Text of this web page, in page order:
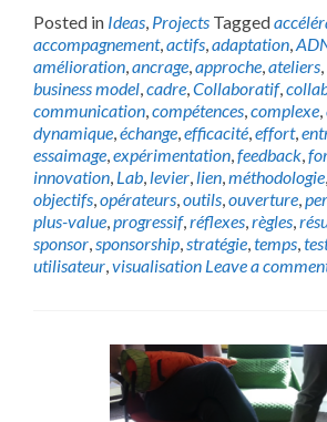
Posted in Ideas, Projects Tagged
accompagnement,actifs,adaptation,
amélioration,ancrage,approche,ateliers,
business model,cadre,Collaboratif,
communication,compétences,complexe,
dynamique,échange,efficacité,effort,
essaimage,expérimentation,feedback,
innovation, Lab, levier, lien,méthodologie,
objectifs,opérateurs,outils,ouverture,
plus-value,progressif,réflexes,règles,
sponsor,sponsorship,stratégie,temps,
utilisateur,visualisation Leave a